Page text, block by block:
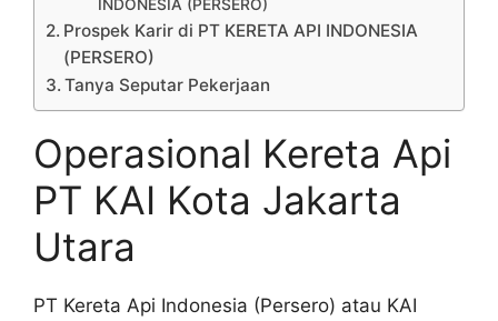
INDONESIA (PERSERO)
Prospek Karir di PT KERETA API INDONESIA
(PERSERO)
Tanya Seputar Pekerjaan
Operasional Kereta Api
PT KAI Kota Jakarta
Utara
PT Kereta Api Indonesia (Persero) atau KAI